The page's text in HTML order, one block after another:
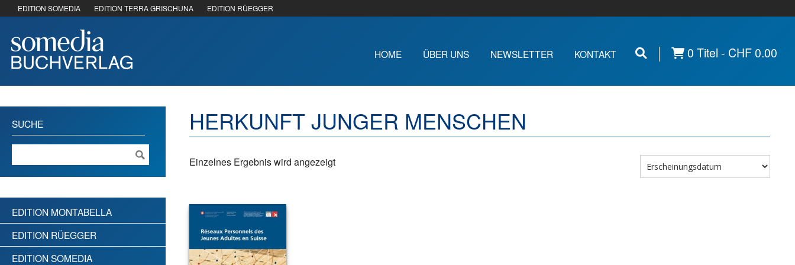
EDITION SOMEDIA EDITION TERRA GRISCHUNA EDITION RÜEGGER
HOME ÜBER UNS NEWSLETTER KONTAKT 0 Titel - CHF0.00
HERKUNFT JUNGER MENSCHEN
Einzelnes Ergebnis wird angezeigt
SUCHE
EDITION MONTABELLA
EDITION RÜEGGER
EDITION SOMEDIA